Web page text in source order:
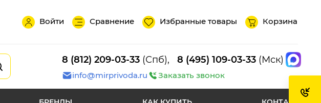
Войти Сравнение Избранные товары Корзина
8 (812) 209-03-33 (Спб), 8 (495) 109-03-33 (Мск)
info@mirprivoda.ru Заказать звонок